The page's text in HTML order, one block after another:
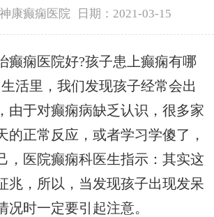
康癫痫医院 日期：2021-03-15
痫医院好?孩子患上癫痫有哪
活里，我们发现孩子经常会出
由于对癫痫病缺乏认识，很多家
的正常反应，或者学习学傻了，
，医院癫痫科医生指示：其实这
兆，所以，当发现孩子出现发呆
况时一定要引起注意。